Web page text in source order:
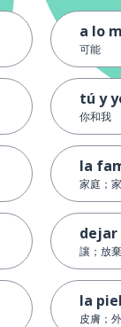
a lo
可能
tú y
你和我
la
家庭；
dejar
讓；放
la
皮膚；